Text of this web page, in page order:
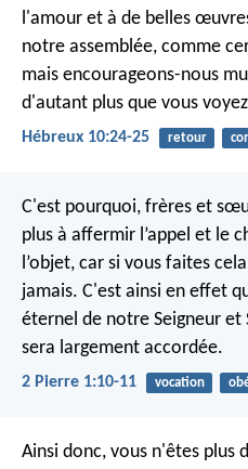
l'amour et à de belles
notre assemblée, comme
mais encourageons-nous
d'autant plus que vous
Hébreux 10:24-25 retour
C'est pourquoi, frères et
plus à affermir l’appel et le
l’objet, car si vous faites
jamais. C'est ainsi en effet
éternel de notre Seigneur et
sera largement accordée.
2 Pierre 1:10-11 vocation
Ainsi donc, vous n'êtes plus